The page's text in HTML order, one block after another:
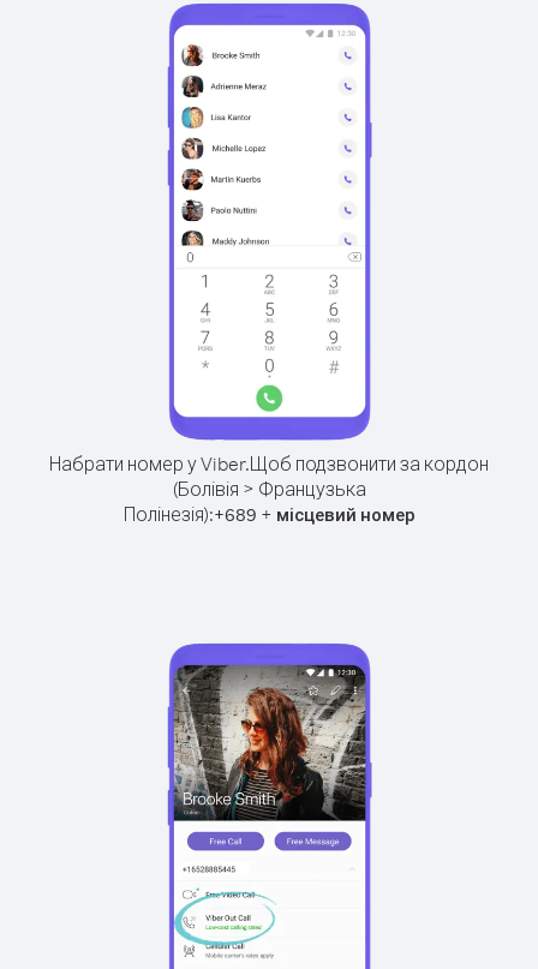
Набрати номер у Viber.Щоб подзвонити за кордон
(Болівія > Французька
Полінезія):+689 + місцевий номер